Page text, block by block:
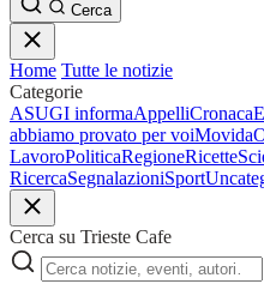
Cerca
Home Tutte le notizie
Categorie
ASUGI informaAppelliCronaca
abbiamo provato per voiMovida
LavoroPoliticaRegioneRicette
RicercaSegnalazioniSport
Cerca su Trieste Cafe